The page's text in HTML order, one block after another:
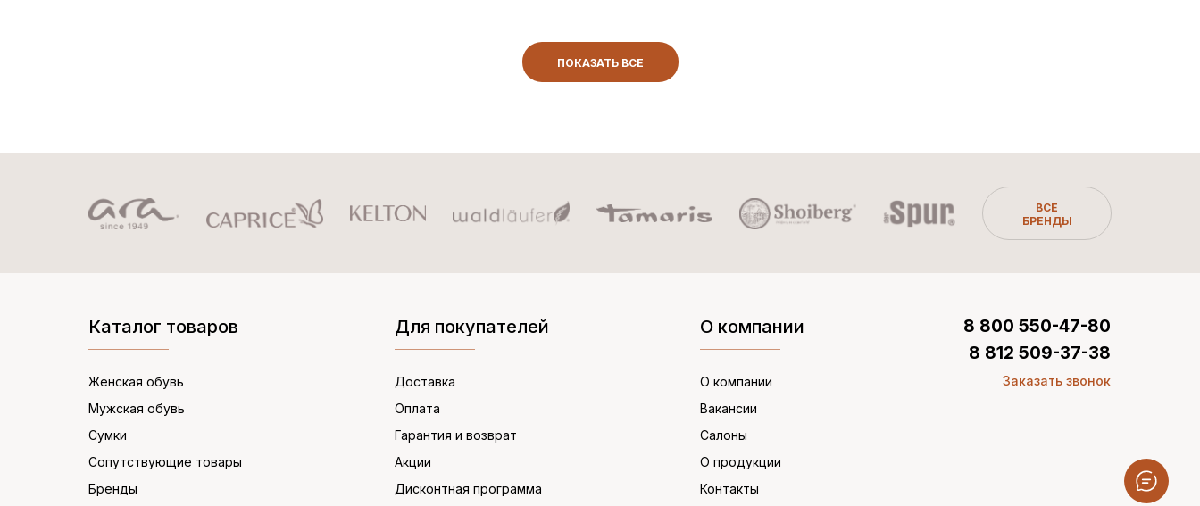
ПОКАЗАТЬ ВСЕ
ВСЕ
БРЕНДЫ
Каталог товаров
Женская обувь
Мужская обувь
Сумки
Сопутствующие товары
Бренды
Для покупателей
Доставка
Оплата
Гарантия и возврат
Акции
Дисконтная программа
О компании
О компании
Вакансии
Салоны
О продукции
Контакты
8 800 550-47-80
8 812 509-37-38
Заказать звонок